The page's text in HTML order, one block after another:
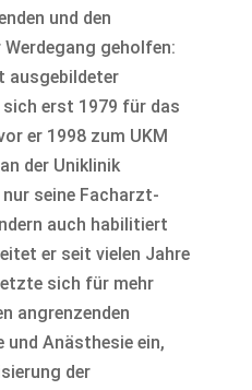
und den
Werdegang geholfen:
ausgebildeter
sich erst 1979 für das
er 1998 zum UKM
der Uniklinik
seine Facharzt-
auch habilitiert
er seit vielen Jahre
sich für mehr
angrenzenden
und Anästhesie ein,
der